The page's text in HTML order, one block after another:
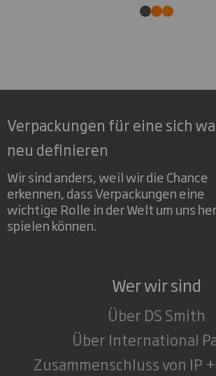
Verpackungen für eine sich
neu definieren
Wir sind anders, weil wir die Chance
erkennen, dass Verpackungen eine
wichtige Rolle in der Welt um uns
spielen können.
Wer wir sind
Über DS Smith
Über International
Zusammenschluss von IP